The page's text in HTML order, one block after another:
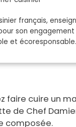
français,
son
et
faire cuire un
de Chef
composée.